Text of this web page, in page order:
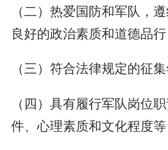
（二）热爱国防和军队，
良好的政治素质和道德品行
（三）符合法律规定的征集
（四）具有履行军队岗位
件、心理素质和文化程度等